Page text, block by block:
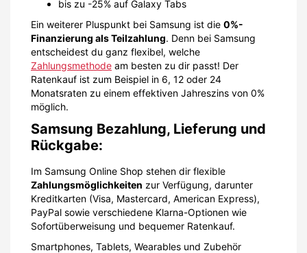
bis zu -25% auf Galaxy Tabs
Ein weiterer Pluspunkt bei Samsung ist die 0%-
Finanzierung als Teilzahlung. Denn bei Samsung
entscheidest du ganz flexibel, welche
Zahlungsmethode am besten zu dir passt! Der
Ratenkauf ist zum Beispiel in 6, 12 oder 24
Monatsraten zu einem effektiven Jahreszins von 0%
möglich.
Samsung Bezahlung, Lieferung und
Rückgabe:
Im Samsung Online Shop stehen dir flexible
Zahlungsmöglichkeiten zur Verfügung, darunter
Kreditkarten (Visa, Mastercard, American Express),
PayPal sowie verschiedene Klarna-Optionen wie
Sofortüberweisung und bequemer Ratenkauf.
Smartphones, Tablets, Wearables und Zubehör